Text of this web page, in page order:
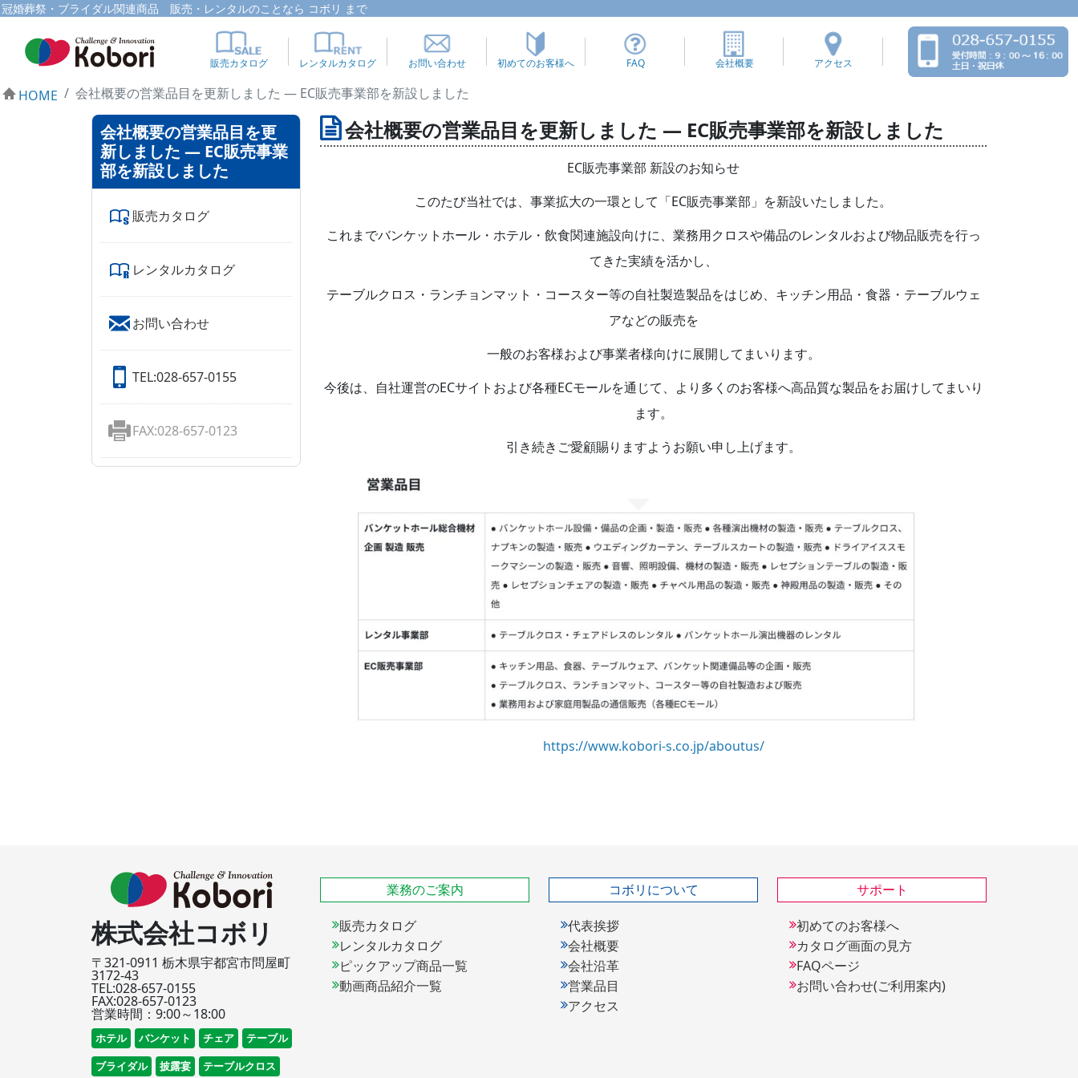
冠婚葬祭・ブライダル関連商品 販売・レンタルのことなら コボリ まで
販売カタログ レンタルカタログ お問い合わせ 初めてのお客様へ FAQ 会社概要 アクセス
HOME 会社概要の営業品目を更新しました ― EC販売事業部を新設しました
会社概要の営業品目を更
新しました ― EC販売事業
部を新設しました
販売カタログ
レンタルカタログ
お問い合わせ
TEL:028-657-0155
FAX:028-657-0123
会社概要の営業品目を更新しました ― EC販売事業部を新設しました
EC販売事業部 新設のお知らせ
このたび当社では、事業拡大の一環として「EC販売事業部」を新設いたしました。
これまでバンケットホール・ホテル・飲食関連施設向けに、業務用クロスや備品のレンタルおよび物品販売を行っ
てきた実績を活かし、
テーブルクロス・ランチョンマット・コースター等の自社製造製品をはじめ、キッチン用品・食器・テーブルウェ
アなどの販売を
一般のお客様および事業者様向けに展開してまいります。
今後は、自社運営のECサイトおよび各種ECモールを通じて、より多くのお客様へ高品質な製品をお届けしてまいり
ます。
引き続きご愛顧賜りますようお願い申し上げます。
https://www.kobori-s.co.jp/aboutus/
株式会社コボリ
〒321-0911 栃木県宇都宮市問屋町
3172-43
TEL:028-657-0155
FAX:028-657-0123
営業時間：9:00～18:00
ホテル バンケット チェア
テーブル
ブライダル
披露宴 テーブルクロス
業務のご案内
販売カタログ
レンタルカタログ
ピックアップ商品一覧
動画商品紹介一覧
コボリについて
代表挨拶
会社概要
会社沿革
営業品目
アクセス
サポート
初めてのお客様へ
カタログ画面の見方
FAQページ
お問い合わせ(ご利用案内)